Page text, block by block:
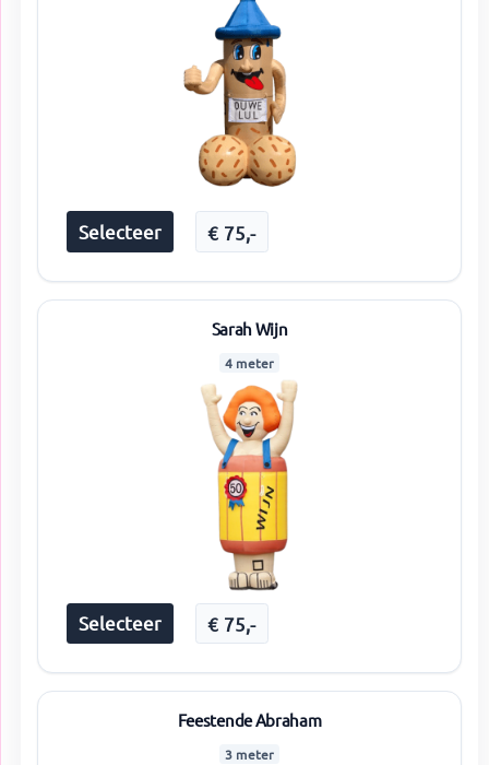
Selecteer € 75,-
Sarah Wijn
4 meter
Selecteer € 75,-
Feestende Abraham
3 meter